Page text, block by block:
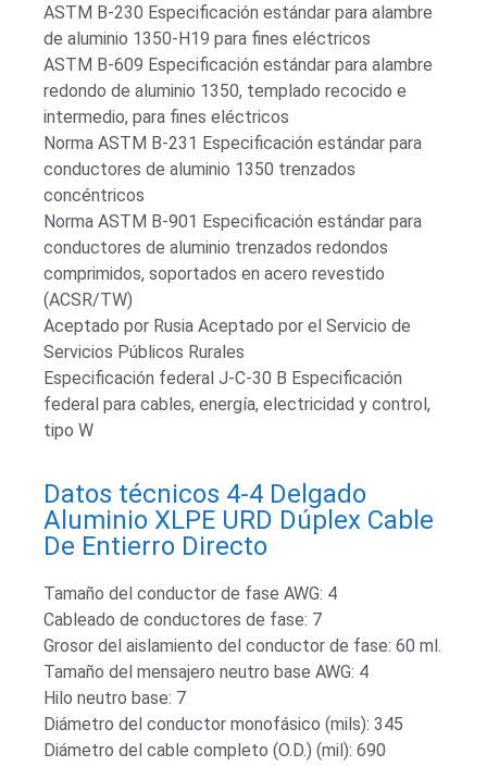
ASTM B-230 Especificación estándar para alambre
de aluminio 1350-H19 para fines eléctricos
ASTM B-609 Especificación estándar para alambre
redondo de aluminio 1350, templado recocido e
intermedio, para fines eléctricos
Norma ASTM B-231 Especificación estándar para
conductores de aluminio 1350 trenzados
concéntricos
Norma ASTM B-901 Especificación estándar para
conductores de aluminio trenzados redondos
comprimidos, soportados en acero revestido
(ACSR/TW)
Aceptado por Rusia Aceptado por el Servicio de
Servicios Públicos Rurales
Especificación federal J-C-30 B Especificación
federal para cables, energía, electricidad y control,
tipo W
Datos técnicos 4-4 Delgado
Aluminio XLPE URD Dúplex Cable
De Entierro Directo
Tamaño del conductor de fase AWG: 4
Cableado de conductores de fase: 7
Grosor del aislamiento del conductor de fase: 60 ml.
Tamaño del mensajero neutro base AWG: 4
Hilo neutro base: 7
Diámetro del conductor monofásico (mils): 345
Diámetro del cable completo (O.D.) (mil): 690